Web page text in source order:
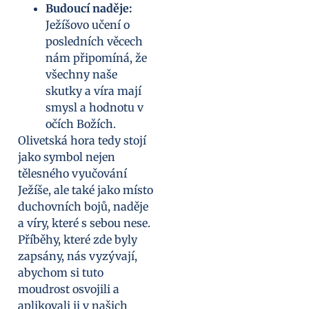
Budoucí naděje:
Ježíšovo učení o
posledních věcech
nám připomíná, že
všechny naše
skutky a víra mají
smysl a hodnotu v
očích Božích.
Olivetská hora tedy stojí
jako symbol nejen
tělesného vyučování
Ježíše, ale také jako místo
duchovních bojů, naděje
a víry, které s sebou nese.
Příběhy, které zde byly
zapsány, nás vyzývají,
abychom si tuto
moudrost osvojili a
aplikovali ji v našich